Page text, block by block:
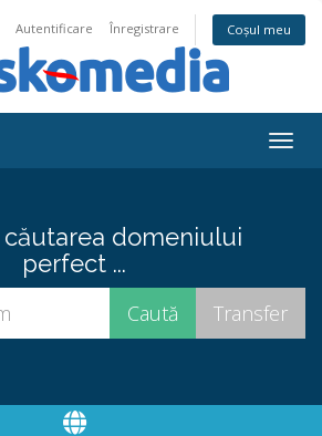
Autentificare Înregistrare Coșul meu
căutarea domeniului
perfect ...